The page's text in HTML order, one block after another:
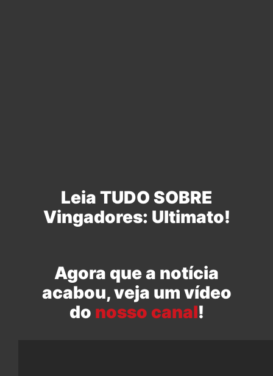
Leia TUDO SOBRE
Vingadores: Ultimato!
Agora que a notícia
acabou, veja um vídeo
do nosso canal!